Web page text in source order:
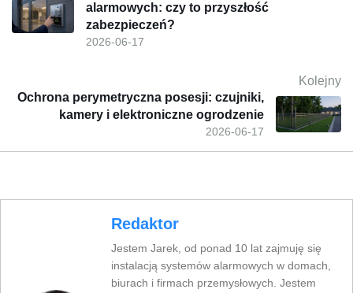
2026-06-17
alarmowych: czy to przyszłość
zabezpieczeń?
Kolejny
2026-06-17
Ochrona perymetryczna posesji: czujniki,
kamery i elektroniczne ogrodzenie
Redaktor
Jestem Jarek, od ponad 10 lat zajmuję się
instalacją systemów alarmowych w domach,
biurach i firmach przemysłowych. Jestem